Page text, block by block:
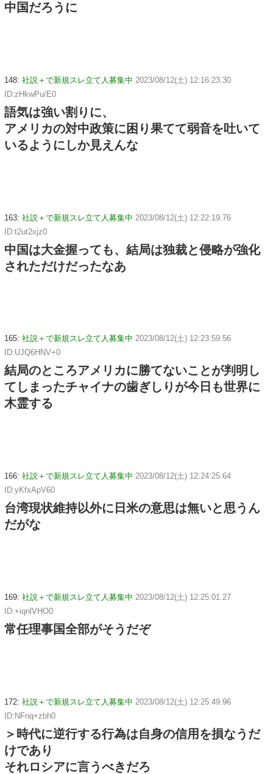
中国だろうに
148: 社説＋で新規スレ立て人募集中 2023/08/12(土) 12:16:23.30
ID:zHkwPu/E0
語気は強い割りに、
アメリカの対中政策に困り果てて弱音を吐いて
いるようにしか見えんな
163: 社説＋で新規スレ立て人募集中 2023/08/12(土) 12:22:19.76
ID:t2ut2xjz0
中国は大金握っても、結局は独裁と侵略が強化
されただけだったなあ
165: 社説＋で新規スレ立て人募集中 2023/08/12(土) 12:23:59.56
ID:UJQ6HNV+0
結局のところアメリカに勝てないことが判明し
てしまったチャイナの歯ぎしりが今日も世界に
木霊する
166: 社説＋で新規スレ立て人募集中 2023/08/12(土) 12:24:25.64
ID:yKfxApV60
台湾現状維持以外に日米の意思は無いと思うん
だがな
169: 社説＋で新規スレ立て人募集中 2023/08/12(土) 12:25:01.27
ID:+iqnlVHO0
常任理事国全部がそうだぞ
172: 社説＋で新規スレ立て人募集中 2023/08/12(土) 12:25:49.96
ID:NFnq+zbh0
＞時代に逆行する行為は自身の信用を損なうだ
けであり
それロシアに言うべきだろ